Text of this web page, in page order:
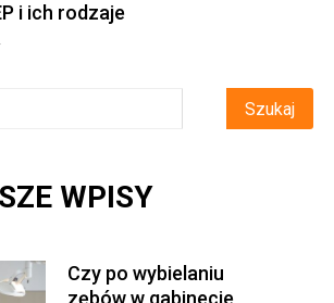
i ich rodzaje
WPISY
Czy po wybielaniu
zębów w gabinecie